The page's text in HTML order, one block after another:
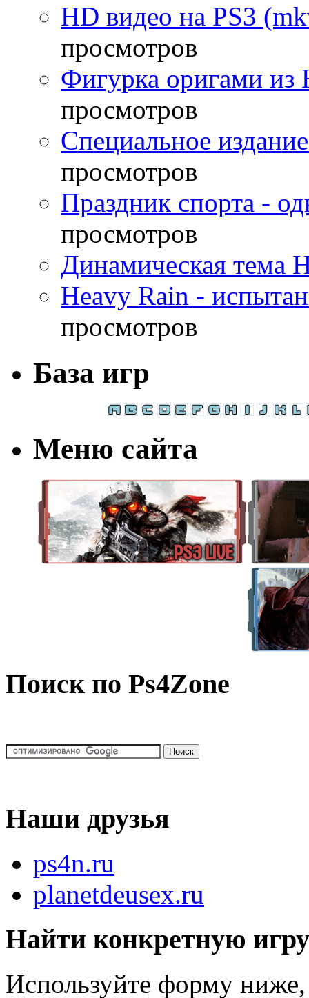
HD видео на PS3
просмотров
Фигурка оригами из
просмотров
Специальное
просмотров
Праздник спорта -
просмотров
Динамическая тема
Heavy Rain -
просмотров
База игр
Меню сайта
Поиск по Ps4Zone
Наши друзья
ps4n.ru
planetdeusex.ru
Найти конкретную
Используйте форму